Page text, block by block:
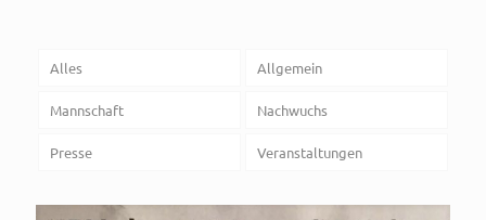
Alles Allgemein
Mannschaft Nachwuchs
Presse Veranstaltungen